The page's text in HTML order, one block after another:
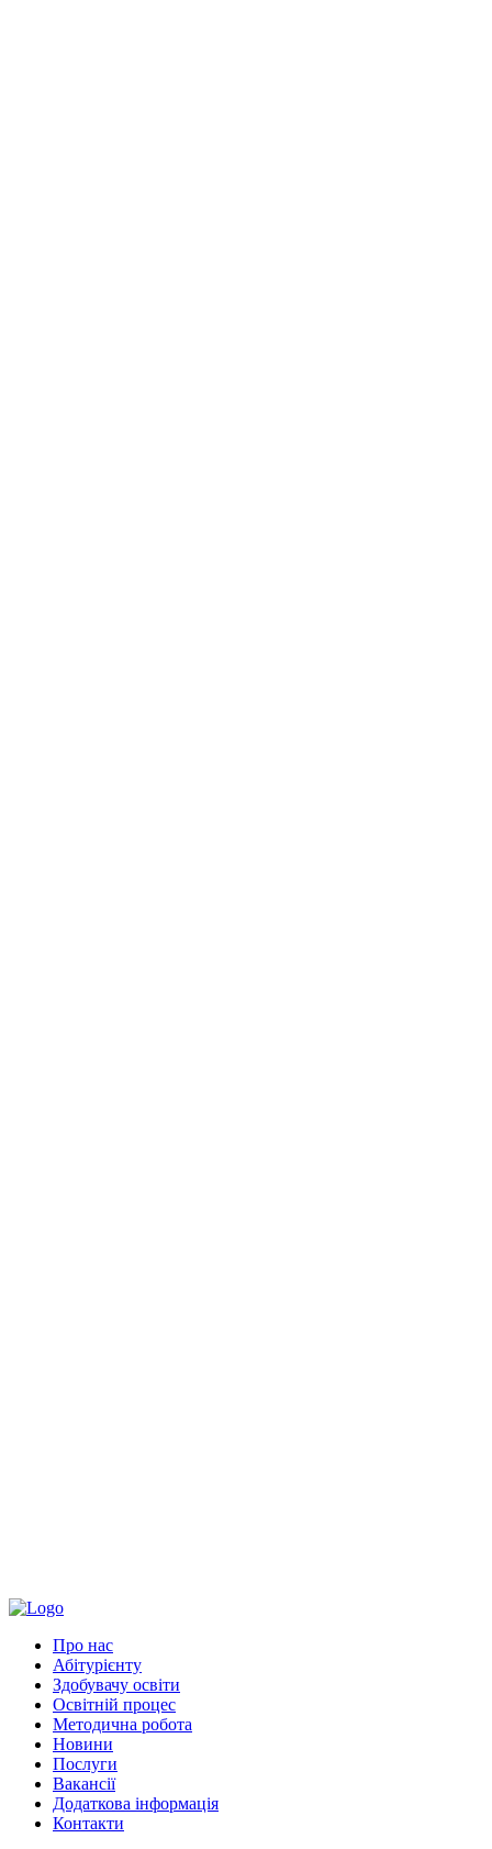
Про нас
Абітурієнту
Здобувачу освіти
Освітній процес
Методична робота
Новини
Послуги
Вакансії
Додаткова інформація
Контакти